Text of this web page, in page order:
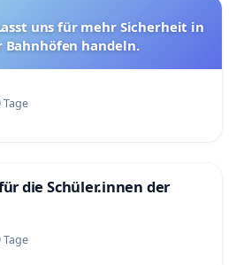
uns für mehr Sicherheit in
Bahnhöfen handeln.
die Schüler.innen der